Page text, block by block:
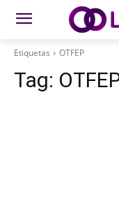
Etiquetas OTFEP
Tag: